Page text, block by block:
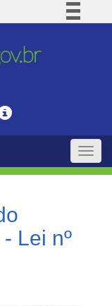
BR
Toggle
Lei nº